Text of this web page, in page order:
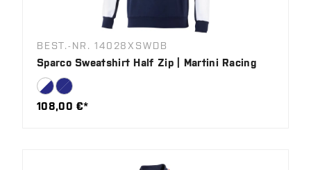
BEST.-NR. 14028XSWDB
Sparco Sweatshirt Half Zip | Martini Racing
108,00 €*